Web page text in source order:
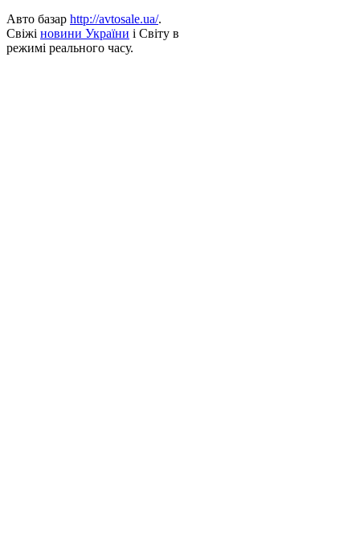
Авто базар http://avtosale.ua/.
Свіжі новини України і Світу в
режимі реального часу.